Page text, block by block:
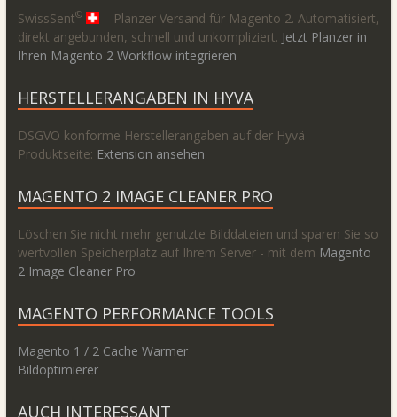
SwissSent©
– Planzer Versand für Magento 2. Automatisiert,
direkt angebunden, schnell und unkompliziert. Jetzt Planzer in
Ihren Magento 2 Workflow integrieren
HERSTELLERANGABEN IN HYVÄ
DSGVO konforme Herstellerangaben auf der Hyvä
Produktseite: Extension ansehen
MAGENTO 2 IMAGE CLEANER PRO
Löschen Sie nicht mehr genutzte Bilddateien und sparen Sie so
wertvollen Speicherplatz auf Ihrem Server - mit dem Magento
2 Image Cleaner Pro
MAGENTO PERFORMANCE TOOLS
Magento 1 / 2 Cache Warmer
Bildoptimierer
AUCH INTERESSANT